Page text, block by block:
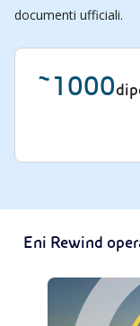
documenti ufficiali.
~1000
Eni Rewind